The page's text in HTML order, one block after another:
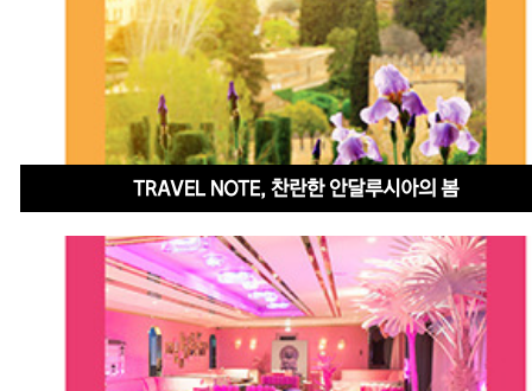
TRAVEL NOTE, 찬란한 안달루시아의 봄